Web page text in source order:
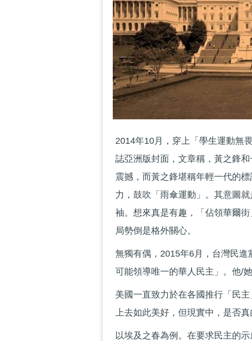
2014年10月，穿上「學生運動無
誌亞洲版封面，文章稱，黃之鋒
震撼，而黃之鋒堪稱年輕一代的
力，鼓吹「雨傘運動」。其意圖
袖。想來真是有趣，「佔領華爾
局勢倒是格外關心。
無獨有偶，2015年6月，台灣民
可能領導唯一的華人民主」。他/
美國一直致力於在各國推行「民
上去如此美好，但現實中，是否
以埃及之春為例。在要求民主的